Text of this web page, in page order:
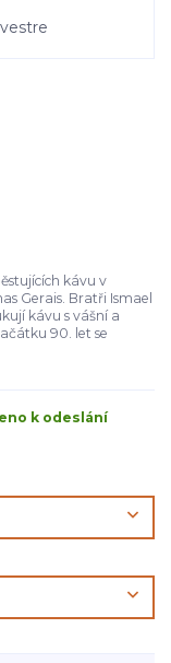
kávu v
Gerais. Bratři Ismael
kávu s vášní a
90. let se
k odeslání